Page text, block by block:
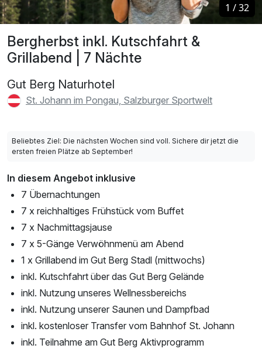
Bergherbst inkl. Kutschfahrt &
Grillabend | 7 Nächte
Gut Berg Naturhotel
St. Johann im Pongau, Salzburger Sportwelt
1 /32
1 /32
Beliebtes Ziel: Die nächsten Wochen sind voll. Sichere dir jetzt die
ersten freien Plätze ab September!
In diesem Angebot inklusive
7 Übernachtungen
7 x reichhaltiges Frühstück vom Buffet
7 x Nachmittagsjause
7 x 5-Gänge Verwöhnmenü am Abend
1 x Grillabend im Gut Berg Stadl (mittwochs)
inkl. Kutschfahrt über das Gut Berg Gelände
inkl. Nutzung unseres Wellnessbereichs
inkl. Nutzung unserer Saunen und Dampfbad
inkl. kostenloser Transfer vom Bahnhof St. Johann
inkl. Teilnahme am Gut Berg Aktivprogramm